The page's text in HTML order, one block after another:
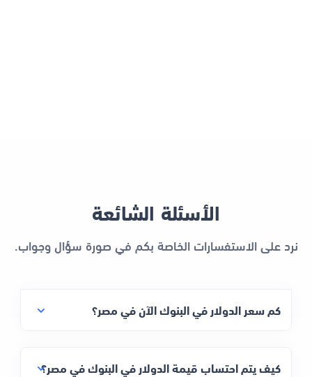
الأسئلة الشائعة
نرد على الاستفسارات الخاصة بكم في صورة سؤال وجواب.
كم سعر الدولار في البنوك الآن في مصر؟
كيف يتم احتساب قيمة الدولار في البنوك في مصر؟